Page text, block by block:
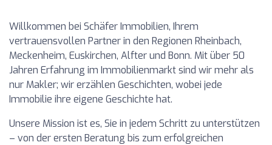
Willkommen bei Schäfer Immobilien, Ihrem
vertrauensvollen Partner in den Regionen Rheinbach,
Meckenheim, Euskirchen, Alfter und Bonn. Mit über 50
Jahren Erfahrung im Immobilienmarkt sind wir mehr als
nur Makler; wir erzählen Geschichten, wobei jede
Immobilie ihre eigene Geschichte hat.
Unsere Mission ist es, Sie in jedem Schritt zu unterstützen
– von der ersten Beratung bis zum erfolgreichen